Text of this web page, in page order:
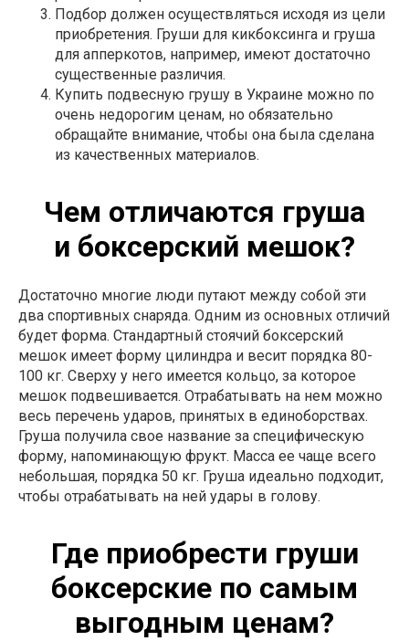
Подбор должен осуществляться исходя из цели
приобретения. Груши для кикбоксинга и груша
для апперкотов, например, имеют достаточно
существенные различия.
Купить подвесную грушу в Украине можно по
очень недорогим ценам, но обязательно
обращайте внимание, чтобы она была сделана
из качественных материалов.
Чем отличаются груша
и боксерский мешок?
Достаточно многие люди путают между собой эти
два спортивных снаряда. Одним из основных отличий
будет форма. Стандартный стоячий боксерский
мешок имеет форму цилиндра и весит порядка 80-
100 кг. Сверху у него имеется кольцо, за которое
мешок подвешивается. Отрабатывать на нем можно
весь перечень ударов, принятых в единоборствах.
Груша получила свое название за специфическую
форму, напоминающую фрукт. Масса ее чаще всего
небольшая, порядка 50 кг. Груша идеально подходит,
чтобы отрабатывать на ней удары в голову.
Где приобрести груши
боксерские по самым
выгодным ценам?